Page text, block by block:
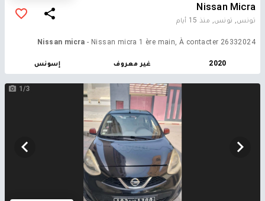
Nissan Micra
تونس, تونس, منذ 15 أيام
Nissan micra - Nissan micra 1 ère main, À contacter 26332024
2020 غير معروف إسونس
1/3